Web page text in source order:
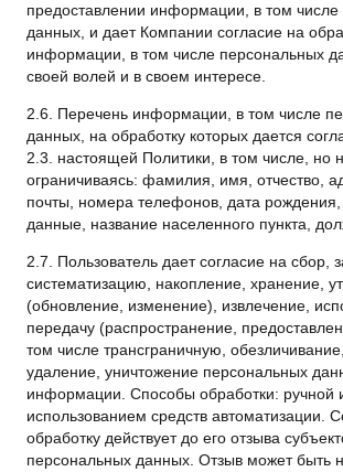
предоставлении информации, в том
данных, и дает Компании согласие на
информации, в том числе персональных
своей волей и в своем интересе.
2.6. Перечень информации, в том числе
данных, на обработку которых дается
2.3. настоящей Политики, в том числе, но
ограничиваясь: фамилия, имя, отчество,
почты, номера телефонов, дата
данные, название населенного пункта,
2.7. Пользователь дает согласие на сбор,
систематизацию, накопление, хранение,
(обновление, изменение), извлечение,
передачу (распространение,
том числе трансграничную,
удаление, уничтожение персональных
информации. Способы обработки: ручной
использованием средств автоматизации.
обработку действует до его отзыва
персональных данных. Отзыв может быть